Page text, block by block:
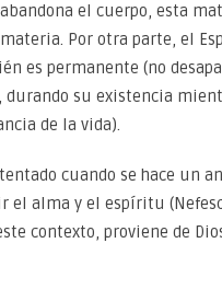
el cuerpo, esta
Por otra parte, el
es permanente (no
su existencia
de la vida).
cuando se hace un
el alma y el espíritu
contexto, proviene de